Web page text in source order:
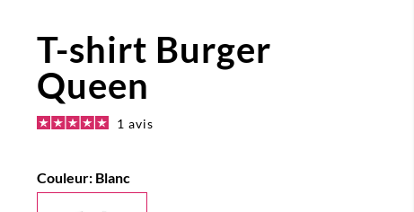
T-shirt Burger
Queen
1 avis
Couleur: Blanc